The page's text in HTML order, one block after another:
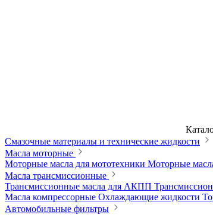
Смазочные материалы и технические жидкости
Масла моторные
Моторные масла для мототехники Моторные
Масла трансмиссионные
Трансмиссионные масла для АКПП
Масла компрессорные Охлаждающие жидкости
Автомобильные фильтры